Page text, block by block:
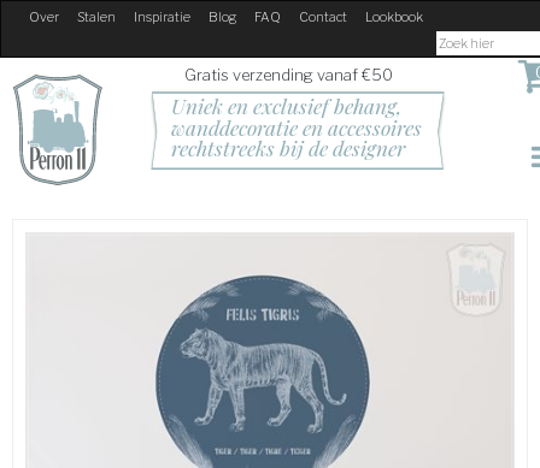
Over Stalen Inspiratie Blog FAQ Contact Lookbook
Gratis verzending vanaf €50
Uniek en exclusief behang,
wanddecoratie en accessoires
rechtstreeks bij de designer